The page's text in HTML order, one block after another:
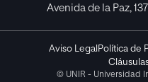
Avenida de la Paz,
Aviso Legal Política de
© UNIR - Universidad